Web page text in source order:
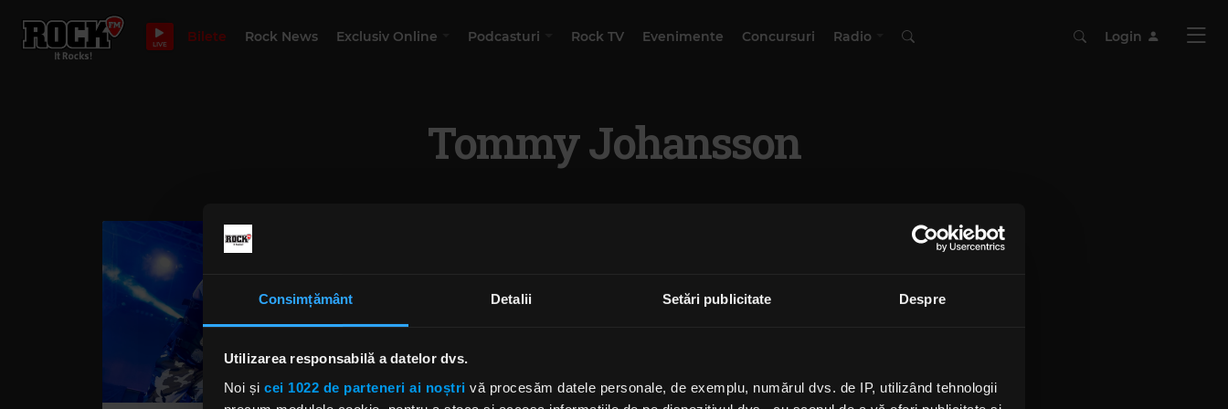
Consimțământ Detalii Setări publicitate Despre
Utilizarea responsabilă a datelor dvs.
Noi și cei 1022 de parteneri ai noștri vă procesăm datele personale, de exemplu, numărul dvs. de IP, utilizând tehnologii
LIVE Bilete Rock News Exclusiv Online Podcasturi Rock TV Evenimente Concursuri Radio Login
Tommy Johansson